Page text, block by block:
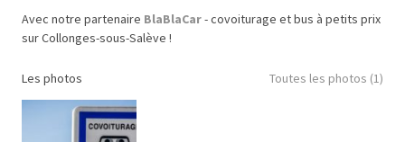
Avec notre partenaire BlaBlaCar- covoiturage et bus à petits prix
sur Collonges-sous-Salève !
Les photos Toutes les photos (1)